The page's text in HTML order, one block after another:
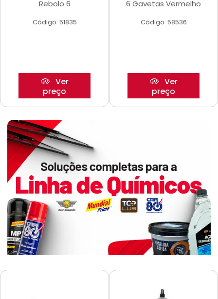
Rebolo 6
Código: 51835
Ver
preço
6 Gavetas Vermelho
Código: 58536
Ver
preço